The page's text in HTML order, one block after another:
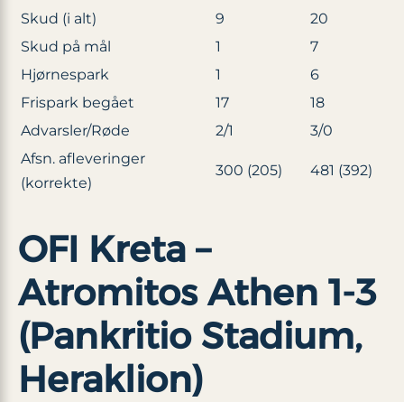
Skud (i alt)
9
20
Skud på mål
1
7
Hjørnespark
1
6
Frispark begået
17
18
Advarsler/Røde
2/1
3/0
Afsn. afleveringer
(korrekte)
300 (205) 481 (392)
OFI Kreta –
Atromitos Athen 1-3
(Pankritio Stadium,
Heraklion)